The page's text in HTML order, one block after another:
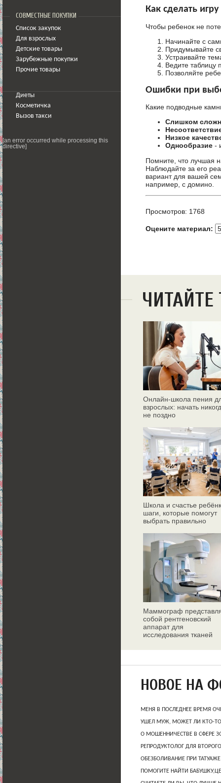
СОВМЕСТНЫЕ ПОКУПКИ
Список закупок
Для взрослых
Детские товары
Зарубежные покупки
Прочие товары
Диеты
Косметичка
Вызов такси
[an error occurred while processing this
directive]
Как сделать
Чтобы ребенок не
Начинайте с
Придумывайте
Устраивайте
Ведите таблицу
Позволяйте
Ошибки при
Какие подводные
Слишком
Низкое
Однообразие -
Помните, что лучшая
Наблюдайте за его
вариант для вашей
например, с домино.
Просмотров: 1768
Оцените материал:
Онлайн‑школа пения
взрослых: начать
не поздно
Школа и счастье
шаги, которые помогут
выбрать правильно
Маммограф
собой рентгеновский
аппарат для
исследования тканей
НОВОЕ НА
МЕНЯ В ПОСЛЕДНЕЕ ВРЕМЯ
УШЕЛ МУЖ, МОЖЕТ ЛИ КТО-ТО
О МОШЕННИЧЕСТВЕ В СФЕРЕ
РЕПРОДУКТОЛОГ ДЛЯ
ОБЕЗБОЛИВАНИЕ ПРИ
ПОМОГИТЕ НАЙТИ